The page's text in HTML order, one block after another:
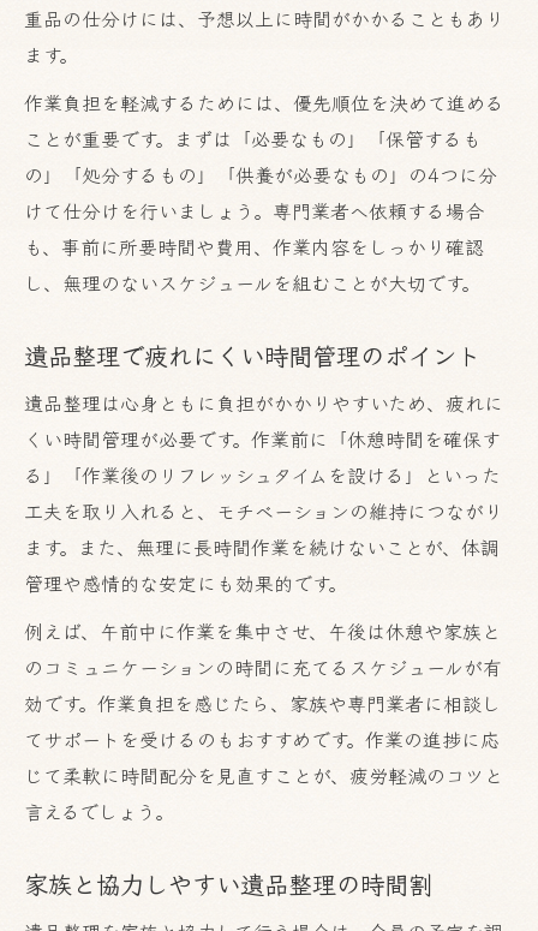
意見が違う場合のスケジュール調整の工夫
重品の仕分けには、予想以上に時間がかかることもあり
ます。
作業負担を軽減するためには、優先順位を決めて進める
ことが重要です。まずは「必要なもの」「保管するも
の」「処分するもの」「供養が必要なもの」の4つに分
けて仕分けを行いましょう。専門業者へ依頼する場合
も、事前に所要時間や費用、作業内容をしっかり確認
し、無理のないスケジュールを組むことが大切です。
遺品整理で疲れにくい時間管理のポイント
遺品整理は心身ともに負担がかかりやすいため、疲れに
くい時間管理が必要です。作業前に「休憩時間を確保す
る」「作業後のリフレッシュタイムを設ける」といった
工夫を取り入れると、モチベーションの維持につながり
ます。また、無理に長時間作業を続けないことが、体調
管理や感情的な安定にも効果的です。
例えば、午前中に作業を集中させ、午後は休憩や家族と
のコミュニケーションの時間に充てるスケジュールが有
効です。作業負担を感じたら、家族や専門業者に相談し
てサポートを受けるのもおすすめです。作業の進捗に応
じて柔軟に時間配分を見直すことが、疲労軽減のコツと
言えるでしょう。
家族と協力しやすい遺品整理の時間割